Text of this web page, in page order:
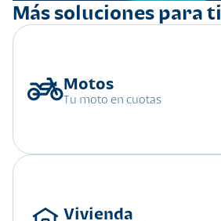
Más soluciones para ti
Tu moto en cuotas